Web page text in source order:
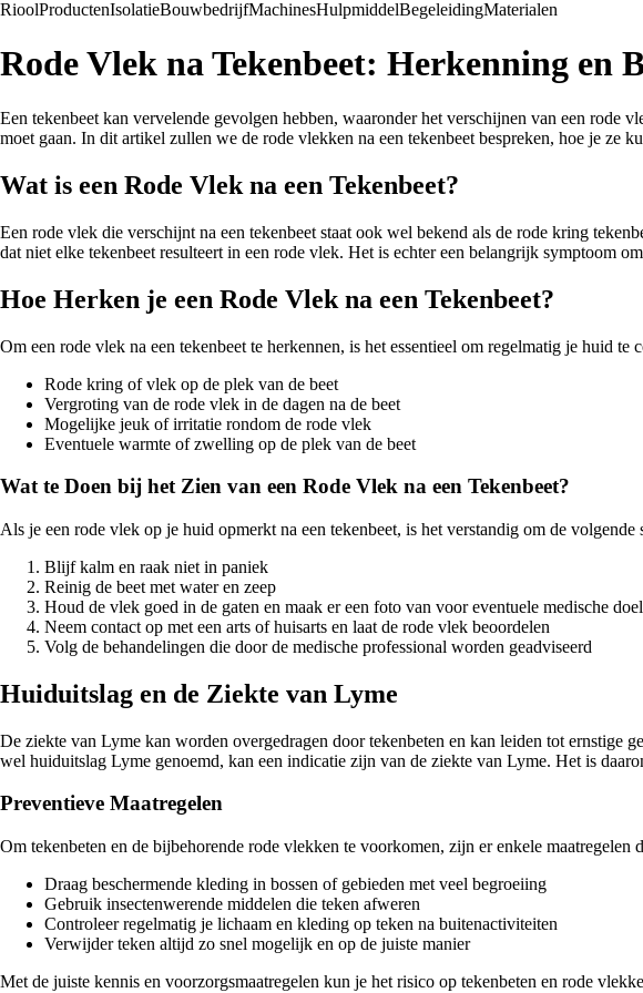
RioolProductenIsolatieBouwbedrijfMachinesHulpmiddelBegeleidingMaterialen
Rode Vlek na Tekenbeet: Herkenning en
Een tekenbeet kan vervelende gevolgen hebben, waaronder het verschijnen van een rode
moet gaan. In dit artikel zullen we de rode vlekken na een tekenbeet bespreken, hoe je ze
Wat is een Rode Vlek na een Tekenbeet?
Een rode vlek die verschijnt na een tekenbeet staat ook wel bekend als de rode kring
dat niet elke tekenbeet resulteert in een rode vlek. Het is echter een belangrijk symptoom
Hoe Herken je een Rode Vlek na een Tekenbeet?
Om een rode vlek na een tekenbeet te herkennen, is het essentieel om regelmatig je huid
Rode kring of vlek op de plek van de beet
Vergroting van de rode vlek in de dagen na de beet
Mogelijke jeuk of irritatie rondom de rode vlek
Eventuele warmte of zwelling op de plek van de beet
Wat te Doen bij het Zien van een Rode Vlek na een Tekenbeet?
Als je een rode vlek op je huid opmerkt na een tekenbeet, is het verstandig om de volgende
Blijf kalm en raak niet in paniek
Reinig de beet met water en zeep
Houd de vlek goed in de gaten en maak er een foto van voor eventuele medische
Neem contact op met een arts of huisarts en laat de rode vlek beoordelen
Volg de behandelingen die door de medische professional worden geadviseerd
Huiduitslag en de Ziekte van Lyme
De ziekte van Lyme kan worden overgedragen door tekenbeten en kan leiden tot
wel huiduitslag Lyme genoemd, kan een indicatie zijn van de ziekte van Lyme. Het is
Preventieve Maatregelen
Om tekenbeten en de bijbehorende rode vlekken te voorkomen, zijn er enkele maatregelen
Draag beschermende kleding in bossen of gebieden met veel begroeiing
Gebruik insectenwerende middelen die teken afweren
Controleer regelmatig je lichaam en kleding op teken na buitenactiviteiten
Verwijder teken altijd zo snel mogelijk en op de juiste manier
Met de juiste kennis en voorzorgsmaatregelen kun je het risico op tekenbeten en rode